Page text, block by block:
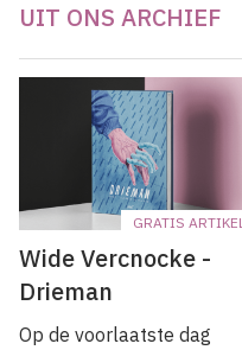
UIT ONS ARCHIEF
GRATIS ARTIKEL
Wide Vercnocke -
Drieman
Op de voorlaatste dag